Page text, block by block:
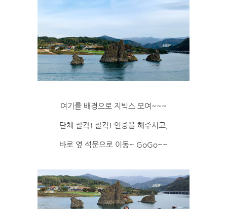
여기를 배경으로 지빅스 모여~~~
단체 찰칵! 찰칵! 인증을 해주시고,
바로 옆 석문으로 이동~ GoGo~~